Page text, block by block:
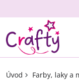
Úvod Farby, laky a